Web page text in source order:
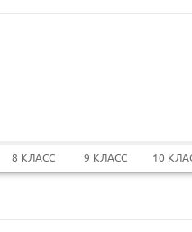
8 КЛАСС 9 КЛАСС 10